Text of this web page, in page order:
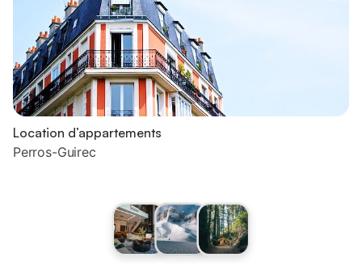
Location d’appartements
Perros-Guirec